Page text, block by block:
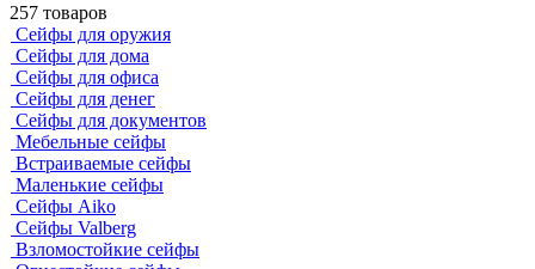
257 товаров
Cейфы для оружия
Cейфы для дома
Cейфы для офиса
Сейфы для денег
Сейфы для документов
Мебельные сейфы
Встраиваемые сейфы
Маленькие сейфы
Сейфы Aiko
Сейфы Valberg
Взломостойкие сейфы